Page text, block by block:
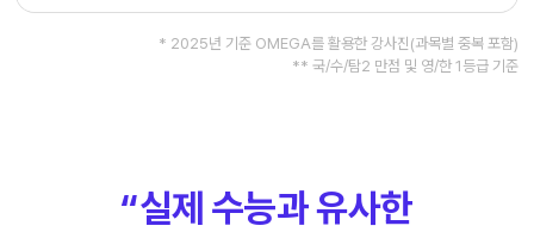
* 2025년 기준 OMEGA를 활용한 강사진(과목별 중복 포함)
** 국/수/탐2 만점 및 영/한 1등급 기준
“실제 수능과 유사한